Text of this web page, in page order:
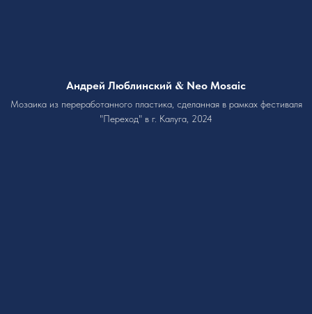
Андрей Люблинский & Neo Mosaic
Мозаика из переработанного пластика, сделанная в рамках фестиваля
"Переход" в г. Калуга, 2024